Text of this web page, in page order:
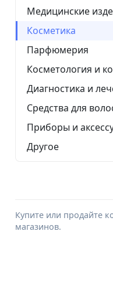
Медицинские
Косметика
Парфюмерия
Косметология и
Диагностика и
Средства для
Приборы и
Другое
Купите или продайте
магазинов.